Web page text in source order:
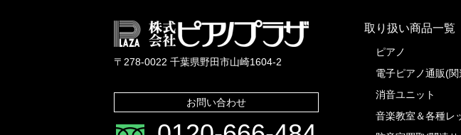
株式会社ピアノプラザ
〒278-0022 千葉県野田市山崎1604-2
お問い合わせ
取り扱い商品一覧
ピアノ
電子ピアノ通販(
消音ユニット
音楽教室＆各種レ